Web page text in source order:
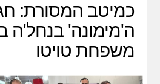
כמיטב המסורת:
ה'מימונה' בנחל'ה
משפחת טויטו